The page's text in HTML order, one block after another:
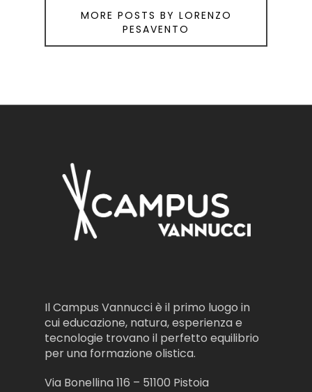
MORE POSTS BY LORENZO
PESAVENTO
Il Campus Vannucci è il primo luogo in
cui educazione, natura, esperienza e
tecnologie trovano il perfetto equilibrio
per una formazione olistica.
Via Bonellina 116 – 51100 Pistoia